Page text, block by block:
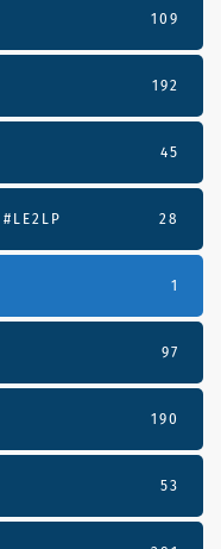
109
192
45
28
1
97
190
53